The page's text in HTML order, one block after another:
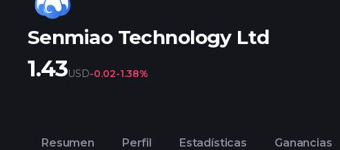
Senmiao Technology Ltd
1.43USD-0.02-1.38%
Resumen Perfil Estadísticas Ganancias